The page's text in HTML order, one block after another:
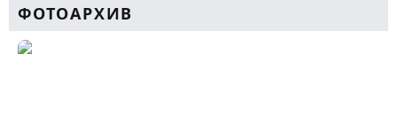
ФОТОАРХИВ